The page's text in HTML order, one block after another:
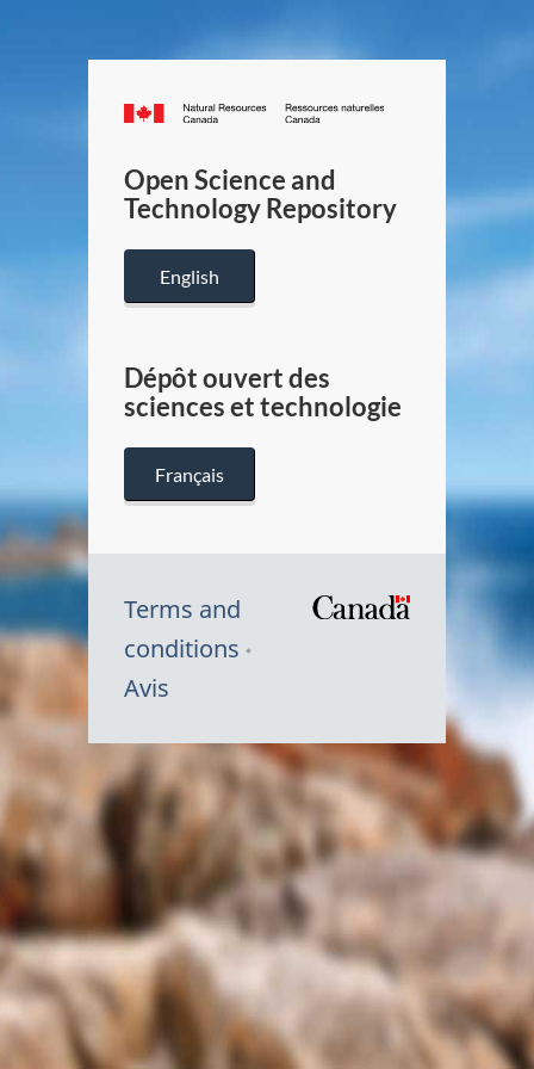
Canada.ca
/
Canada
Open Science and
Technology Repository
English
Dépôt ouvert des
sciences et technologie
Français
Terms and
conditions
Avis
Symbole
du
Canada